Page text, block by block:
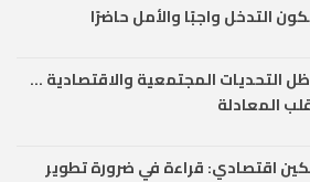
التدخل واجبًا والأمل حاضرًا
التحديات المجتمعية والاقتصادية …
المعادلة
اقتصادي: قراءة في ضرورة تطوير